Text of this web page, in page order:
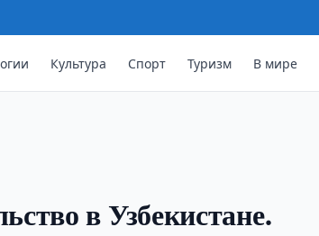
Культура Спорт Туризм В мире
в Узбекистане.